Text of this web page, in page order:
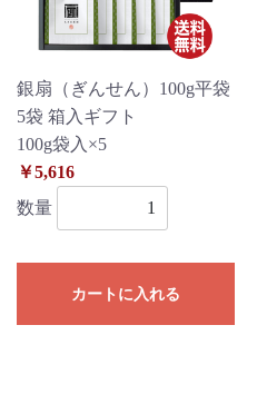
銀扇（ぎんせん）100g平袋
5袋 箱入ギフト
100g袋入×5
￥5,616
数量
カートに入れる